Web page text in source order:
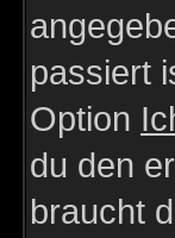
passiert
Option
du den
braucht